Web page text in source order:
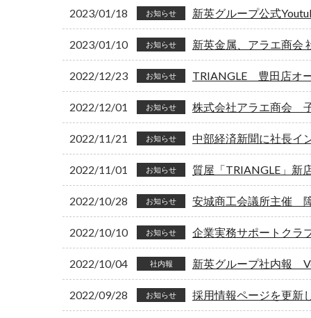
2023/01/18 お知らせ 新英グループ公式
2023/01/10 お知らせ 新英金属、アラエ商会
2022/12/23 お知らせ TRIANGLE 豊田店オ
2022/12/01 お知らせ 株式会社アラエ商会
2022/11/21 お知らせ 中部経済新聞に社長イ
2022/11/01 お知らせ 質屋「TRIANGLE」新
2022/10/28 お知らせ 安城商工会議所主催
2022/10/10 お知らせ 企業実務サポートク
2022/10/04 社内報 新英グループ社内報
2022/09/28 お知らせ 採用情報ページを更新